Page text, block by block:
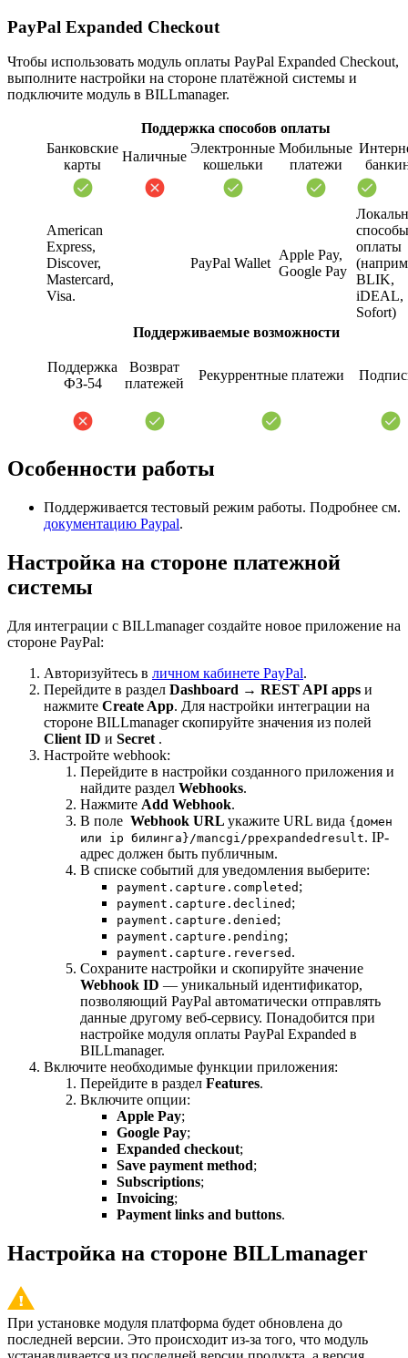
PayPal Expanded Checkout
Чтобы использовать модуль оплаты PayPal Expanded Checkout,
выполните настройки на стороне платёжной системы и
подключите модуль в BILLmanager.
Поддержка способов оплаты
Банковские
карты
Наличные
Электронные
кошельки
Мобильные
платежи
American
Express,
Discover,
Mastercard,
Visa.
PayPal Wallet
Apple Pay,
Google Pay
способы
оплаты
BLIK,
iDEAL,
Sofort)
Поддерживаемые возможности
Поддержка
ФЗ-54
Возврат
платежей
Рекуррентные платежи
Особенности работы
Поддерживается тестовый режим работы. Подробнее см.
документацию Paypal.
Настройка на стороне платежной
системы
Для интеграции с BILLmanager создайте новое приложение на
стороне PayPal:
Авторизуйтесь в личном кабинете PayPal.
Перейдите в раздел Dashboard → REST API apps и
нажмите Create App. Для настройки интеграции на
стороне BILLmanager скопируйте значения из полей
Client ID и Secret .
Настройте webhook:
Перейдите в настройки созданного приложения и
найдите раздел Webhooks.
Нажмите Add Webhook.
В поле Webhook URL укажите URL вида {домен
или ip билинга}/mancgi/ppexpandedresult. IP-
адрес должен быть публичным.
В списке событий для уведомления выберите:
payment.capture.completed ;
payment.capture.declined ;
payment.capture.denied ;
payment.capture.pending;
payment.capture.reversed .
Сохраните настройки и скопируйте значение
Webhook ID — уникальный идентификатор,
позволяющий PayPal автоматически отправлять
данные другому веб-сервису. Понадобится при
настройке модуля оплаты PayPal Expanded в
BILLmanager.
Включите необходимые функции приложения:
Перейдите в раздел Features.
Включите опции:
Apple Pay;
Google Pay;
Expanded checkout;
Save payment method;
Subscriptions;
Invoicing;
Payment links and buttons.
Настройка на стороне BILLmanager
При установке модуля платформа будет обновлена до
последней версии. Это происходит из-за того, что модуль